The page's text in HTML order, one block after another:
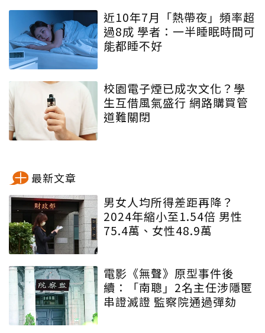
近10年7月「熱帶夜」頻率超
過8成 學者：一半睡眠時間可
能都睡不好
校園電子煙已成次文化？學
生互借風氣盛行 網路購買管
道難關閉
最新文章
男女人均所得差距再降？
2024年縮小至1.54倍 男性
75.4萬、女性48.9萬
電影《無聲》原型事件後
續：「南聰」2名主任涉隱匿
串證滅證 監察院通過彈劾